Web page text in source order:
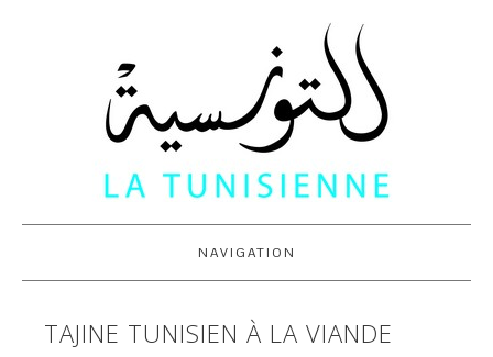
NAVIGATION
TAJINE TUNISIEN À LA VIANDE